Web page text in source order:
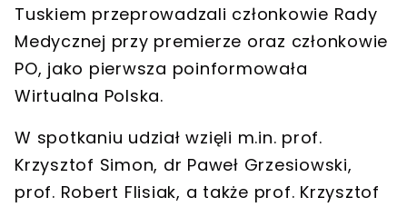
Tuskiem przeprowadzali członkowie Rady
Medycznej przy premierze oraz członkowie
PO, jako pierwsza poinformowała
Wirtualna Polska.
W spotkaniu udział wzięli m.in. prof.
Krzysztof Simon, dr Paweł Grzesiowski,
prof. Robert Flisiak, a także prof. Krzysztof